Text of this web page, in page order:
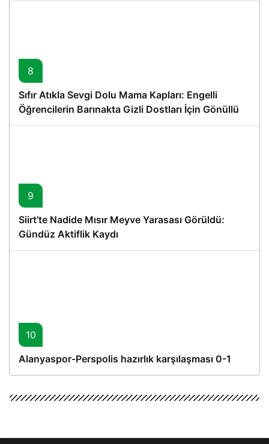
8
Sıfır Atıkla Sevgi Dolu Mama Kapları: Engelli
Öğrencilerin Barınakta Gizli Dostları İçin Gönüllü
Proje
9
Siirt’te Nadide Mısır Meyve Yarasası Görüldü:
Gündüz Aktiflik Kaydı
10
Alanyaspor-Perspolis hazırlık karşılaşması 0-1